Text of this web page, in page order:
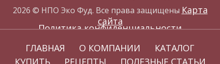
Политика конфиденциальности
2026 © НПО Эко Фуд. Все права защищены Карта
сайта
ГЛАВНАЯ О КОМПАНИИ
КАТАЛОГ
КУПИТЬ
РЕЦЕПТЫ ПОЛЕЗНЫЕ СТАТЬИ